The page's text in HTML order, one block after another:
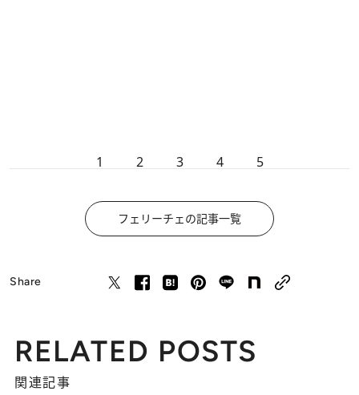
1 2 3 4 5
フェリーチェの記事一覧
Share
RELATED POSTS
関連記事